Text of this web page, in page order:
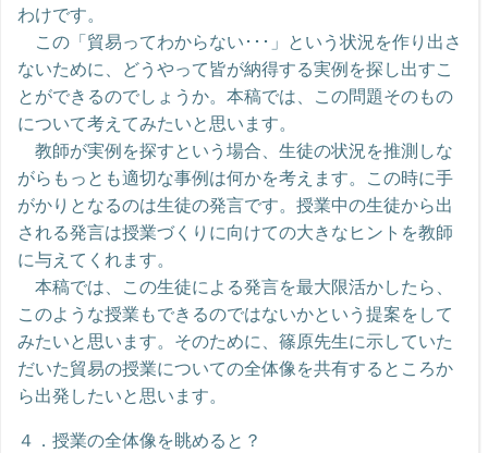
わけです。
この「貿易ってわからない･･･」という状況を作り出さ
ないために、どうやって皆が納得する実例を探し出すこ
とができるのでしょうか。本稿では、この問題そのもの
について考えてみたいと思います。
教師が実例を探すという場合、生徒の状況を推測しな
がらもっとも適切な事例は何かを考えます。この時に手
がかりとなるのは生徒の発言です。授業中の生徒から出
される発言は授業づくりに向けての大きなヒントを教師
に与えてくれます。
本稿では、この生徒による発言を最大限活かしたら、
このような授業もできるのではないかという提案をして
みたいと思います。そのために、篠原先生に示していた
だいた貿易の授業についての全体像を共有するところか
ら出発したいと思います。
４．授業の全体像を眺めると？